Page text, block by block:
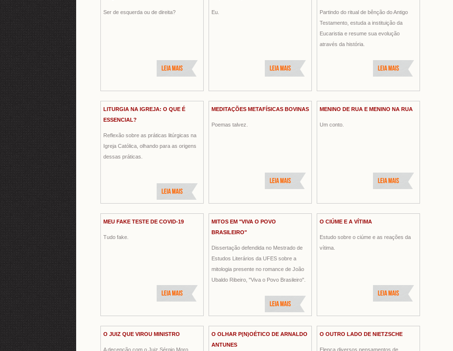
Ser de esquerda ou de direita? Eu.
Partindo do ritual de bênção do Antigo
Testamento, estuda a instituição da
Eucaristia e resume sua evolução
através da história.
LITURGIA NA IGREJA: O QUE É
ESSENCIAL?
Reflexão sobre as práticas litúrgicas na
Igreja Católica, olhando para as origens
dessas práticas.
MEDITAÇÕES METAFÍSICAS BOVINAS
Poemas talvez.
MENINO DE RUA E MENINO NA RUA
Um conto.
MEU FAKE TESTE DE COVID-19
Tudo fake.
MITOS EM "VIVA O POVO
BRASILEIRO"
Dissertação defendida no Mestrado de
Estudos Literários da UFES sobre a
mitologia presente no romance de João
Ubaldo Ribeiro, "Viva o Povo Brasileiro".
O CIÚME E A VÍTIMA
Estudo sobre o ciúme e as reações da
vítima.
O JUIZ QUE VIROU MINISTRO
A decepção com o Juiz Sérgio Moro
O OLHAR P(N)OÉTICO DE ARNALDO
ANTUNES
O OUTRO LADO DE NIETZSCHE
Elenca diversos pensamentos de